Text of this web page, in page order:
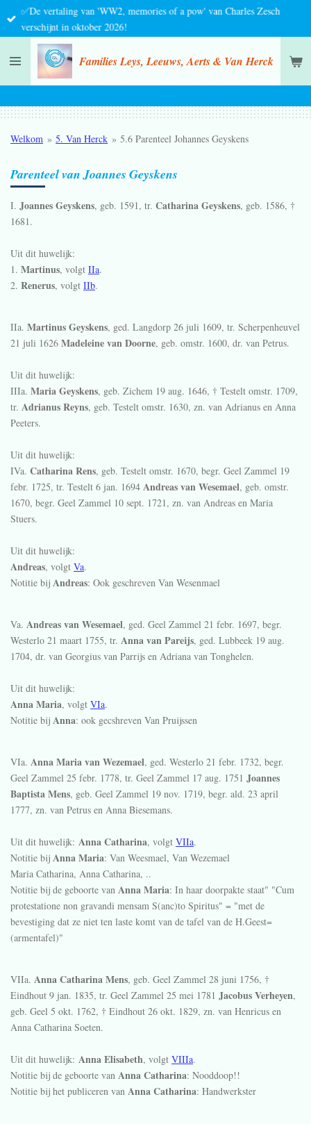
Ga
direct
de
hoofdinhoud
Families Leys, Leeuws, Aerts & Van Herck
✅De vertaling van 'WW2, memories of a pow' van Charles Zesch
verschijnt in oktober 2026!
Welkom » 5. Van Herck » 5.6 Parenteel Johannes Geyskens
Parenteel van Joannes Geyskens
I. Joannes Geyskens, geb. 1591, tr. Catharina Geyskens, geb. 1586, †
1681.
Uit dit huwelijk:
1. Martinus, volgt IIa.
2. Renerus, volgt IIb.
IIa. Martinus Geyskens, ged. Langdorp 26 juli 1609, tr. Scherpenheuvel
21 juli 1626 Madeleine van Doorne, geb. omstr. 1600, dr. van Petrus.
Uit dit huwelijk:
IIIa. Maria Geyskens, geb. Zichem 19 aug. 1646, † Testelt omstr. 1709,
tr. Adrianus Reyns, geb. Testelt omstr. 1630, zn. van Adrianus en Anna
Peeters.
Uit dit huwelijk:
IVa. Catharina Rens, geb. Testelt omstr. 1670, begr. Geel Zammel 19
febr. 1725, tr. Testelt 6 jan. 1694 Andreas van Wesemael, geb. omstr.
1670, begr. Geel Zammel 10 sept. 1721, zn. van Andreas en Maria
Stuers.
Uit dit huwelijk:
Andreas, volgt Va.
Notitie bij Andreas: Ook geschreven Van Wesenmael
Va. Andreas van Wesemael, ged. Geel Zammel 21 febr. 1697, begr.
Westerlo 21 maart 1755, tr. Anna van Pareijs, ged. Lubbeek 19 aug.
1704, dr. van Georgius van Parrijs en Adriana van Tonghelen.
Uit dit huwelijk:
Anna Maria, volgt VIa.
Notitie bij Anna: ook gecshreven Van Pruijssen
VIa. Anna Maria van Wezemael, ged. Westerlo 21 febr. 1732, begr.
Geel Zammel 25 febr. 1778, tr. Geel Zammel 17 aug. 1751 Joannes
Baptista Mens, geb. Geel Zammel 19 nov. 1719, begr. ald. 23 april
1777, zn. van Petrus en Anna Biesemans.
Uit dit huwelijk: Anna Catharina, volgt VIIa.
Notitie bij Anna Maria: Van Weesmael, Van Wezemael
Maria Catharina, Anna Catharina, ..
Notitie bij de geboorte van Anna Maria: In haar doorpakte staat" "Cum
protestatione non gravandi mensam S(anc)to Spiritus" = "met de
bevestiging dat ze niet ten laste komt van de tafel van de H.Geest=
(armentafel)"
VIIa. Anna Catharina Mens, geb. Geel Zammel 28 juni 1756, †
Eindhout 9 jan. 1835, tr. Geel Zammel 25 mei 1781 Jacobus Verheyen,
geb. Geel 5 okt. 1762, † Eindhout 26 okt. 1829, zn. van Henricus en
Anna Catharina Soeten.
Uit dit huwelijk: Anna Elisabeth, volgt VIIIa.
Notitie bij de geboorte van Anna Catharina: Nooddoop!!
Notitie bij het publiceren van Anna Catharina: Handwerkster